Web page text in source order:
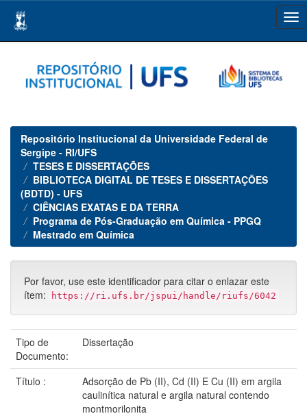
navigation
Repositório Institucional da Universidade Federal de
Sergipe - RI/UFS
TESES E DISSERTAÇÕES
BIBLIOTECA DIGITAL DE TESES E DISSERTAÇÕES
(BDTD) - UFS
CIÊNCIAS EXATAS E DA TERRA
Programa de Pós-Graduação em Química - PPGQ
Mestrado em Química
Por favor, use este identificador para citar o enlazar este
ítem:
https://ri.ufs.br/jspui/handle/riufs/6042
Tipo de
Documento:
Dissertação
Título :
Adsorção de Pb (II), Cd (II) E Cu (II) em argila
caulinítica natural e argila natural contendo
montmorilonita